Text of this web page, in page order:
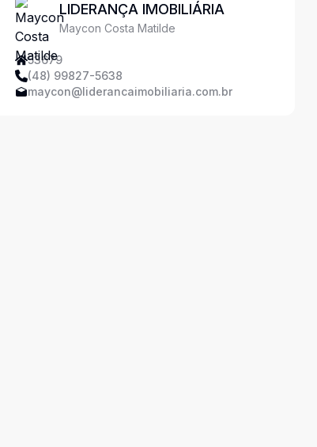
LIDERANÇA IMOBILIÁRIA
Maycon Costa Matilde
53679
(48) 99827-5638
maycon@liderancaimobiliaria.com.br